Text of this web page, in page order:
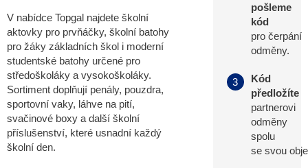
V nabídce Topgal najdete školní
aktovky pro prvňáčky, školní batohy
pro žáky základních škol i moderní
studentské batohy určené pro
středoškoláky a vysokoškoláky.
Sortiment doplňují penály, pouzdra,
sportovní vaky, láhve na pití,
svačinové boxy a další školní
příslušenství, které usnadní každý
školní den.
pošleme
kód
pro čerpání
odměny.
3
Kód
předložíte
partnerovi
odměny
spolu
se svou